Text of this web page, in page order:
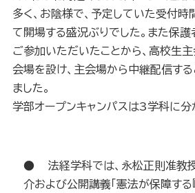
多く、お陰様で、予定していた受付
て開場する盛況ぶりでした。また保
ご参加いただいたことから、高校生
会場を設け、主会場から中継配信す
ました。
学部オープンキャンパスは3学科に分
● 法経学科では、永松正則准教授
介および公開講義「憲法が保障する